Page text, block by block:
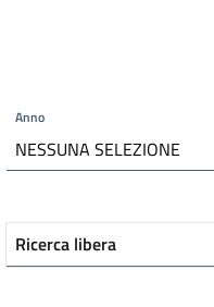
Anno
NESSUNA SELEZIONE
Ricerca libera